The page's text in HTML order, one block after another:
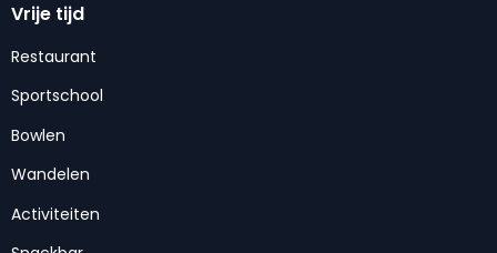
Vrije tijd
Restaurant
Sportschool
Bowlen
Wandelen
Activiteiten